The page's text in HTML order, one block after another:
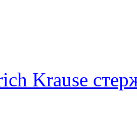
Krause